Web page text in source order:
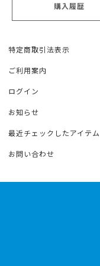
購入履歴
特定商取引法表示
ご利用案内
ログイン
お知らせ
最近チェックしたアイテム
お問い合わせ